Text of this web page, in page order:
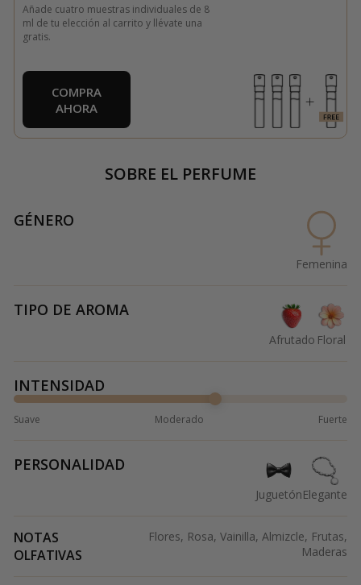
Añade cuatro muestras individuales de 8
ml de tu elección al carrito y llévate una
gratis.
COMPRA
AHORA
SOBRE EL PERFUME
GÉNERO
Femenina
TIPO DE AROMA
Afrutado Floral
INTENSIDAD
Suave Moderado Fuerte
PERSONALIDAD
JuguetónElegante
NOTAS
OLFATIVAS
Flores, Rosa, Vainilla, Almizcle, Frutas,
Maderas